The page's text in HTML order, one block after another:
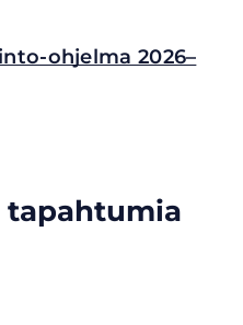
ohjelma 2026–
tapahtumia